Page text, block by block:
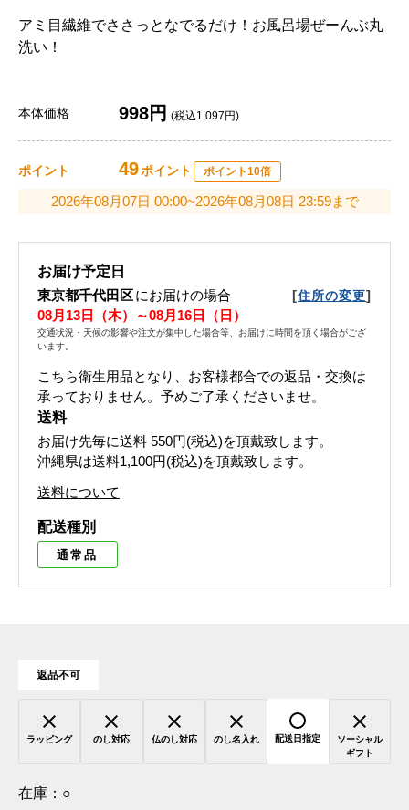
アミ目繊維でささっとなでるだけ！お風呂場ぜーんぶ丸
洗い！
本体価格 998円 (税込1,097円)
ポイント 49ポイント ポイント10倍
2026年08月07日 00:00~2026年08月08日 23:59まで
お届け予定日
東京都千代田区にお届けの場合 [住所の変更]
08月13日（木）～08月16日（日）
交通状況・天候の影響や注文が集中した場合等、お届けに時間を頂く場合がござ
います。
こちら衛生用品となり、お客様都合での返品・交換は
承っておりません。予めご了承くださいませ。
送料
お届け先毎に送料 550円(税込)を頂戴致します。
沖縄県は送料1,100円(税込)を頂戴致します。
送料について
配送種別
通常品
返品不可
ラッピング のし対応 仏のし対応 のし名入れ 配送日指定
ソーシャル
ギフト
在庫： ○